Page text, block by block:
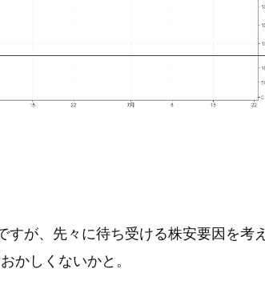
が、先々に待ち受ける株安要因を考え
かしくないかと。